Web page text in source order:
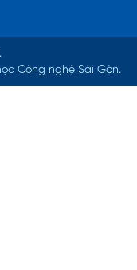
Công nghệ Sài Gòn.